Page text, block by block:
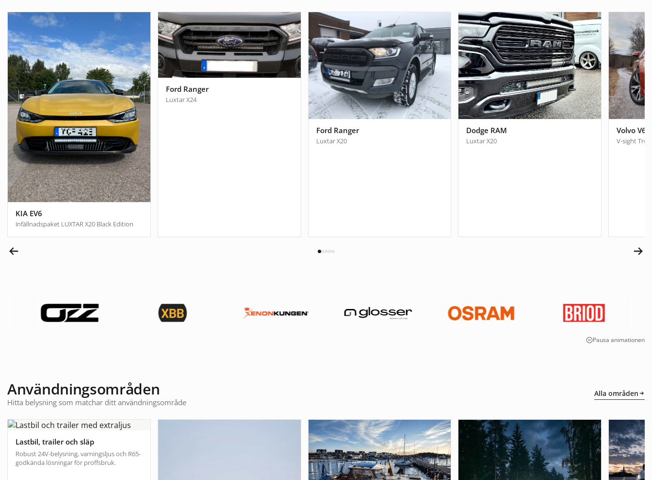
KIA EV6
Infällnadspaket LUXTAR X20 Black Edition
Ford Ranger
Luxtar X24
Ford Ranger
Luxtar X20
Dodge RAM
Luxtar X20
Volvo V60
V-sight
Pausa animationen
Användningsområden
Hitta belysning som matchar ditt användningsområde
Alla områden
Lastbil, trailer och släp
Robust 24V-belysning, varningsljus och R65-
godkända lösningar för proffsbruk.